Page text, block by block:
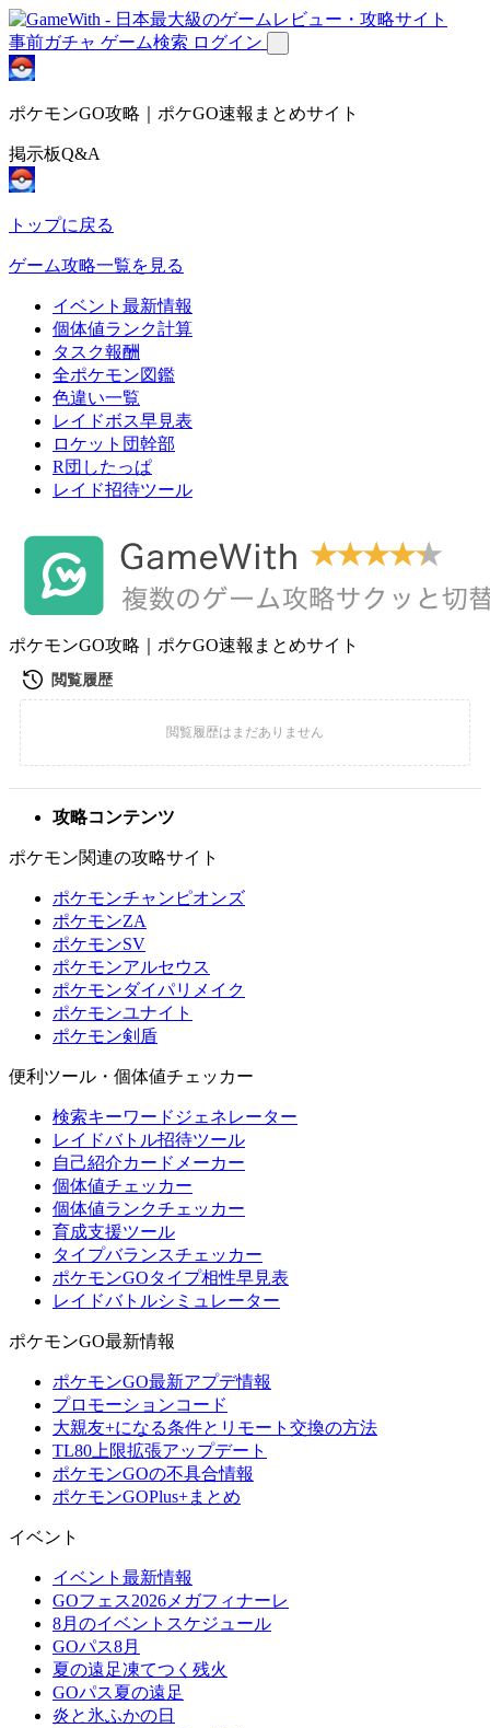
事前ガチャ ゲーム検索 ログイン
ポケモンGO攻略｜ポケGO速報まとめサイト
掲示板Q&A
トップに戻る
ゲーム攻略一覧を見る
イベント最新情報
個体値ランク計算
タスク報酬
全ポケモン図鑑
色違い一覧
レイドボス早見表
ロケット団幹部
R団したっぱ
レイド招待ツール
ポケモンGO攻略｜ポケGO速報まとめサイト
攻略コンテンツ
ポケモン関連の攻略サイト
ポケモンチャンピオンズ
ポケモンZA
ポケモンSV
ポケモンアルセウス
ポケモンダイパリメイク
ポケモンユナイト
ポケモン剣盾
便利ツール・個体値チェッカー
検索キーワードジェネレーター
レイドバトル招待ツール
自己紹介カードメーカー
個体値チェッカー
個体値ランクチェッカー
育成支援ツール
タイプバランスチェッカー
ポケモンGOタイプ相性早見表
レイドバトルシミュレーター
ポケモンGO最新情報
ポケモンGO最新アプデ情報
プロモーションコード
大親友+になる条件とリモート交換の方法
TL80上限拡張アップデート
ポケモンGOの不具合情報
ポケモンGOPlus+まとめ
イベント
イベント最新情報
GOフェス2026メガフィナーレ
8月のイベントスケジュール
GOパス8月
夏の遠足凍てつく残火
GOパス夏の遠足
炎と氷ふかの日